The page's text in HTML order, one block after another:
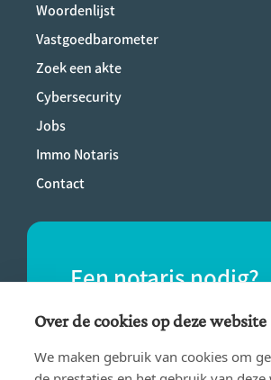
Woordenlijst
Vastgoedbarometer
Zoek een akte
Cybersecurity
Jobs
Immo Notaris
Contact
Een notaris nodig?
Vind eenvoudig een notaris
buurt.
Over de cookies op deze website
We maken gebruik van cookies om